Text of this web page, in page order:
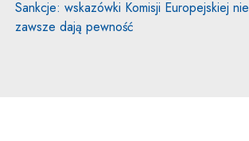
Sankcje: wskazówki Komisji Europejskiej nie
zawsze dają pewność